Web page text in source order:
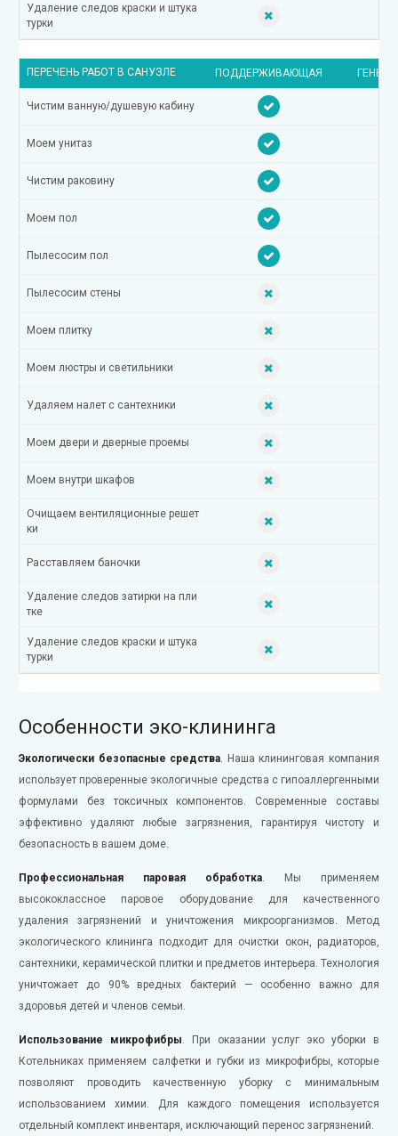
Удаление следов краски и штука
турки
ПЕРЕЧЕНЬ РАБОТ В САНУЗЛЕ ПОДДЕРЖИВАЮЩАЯ
Чистим ванную/душевую кабину
Моем унитаз
Чистим раковину
Моем пол
Пылесосим пол
Пылесосим стены
Моем плитку
Моем люстры и светильники
Удаляем налет с сантехники
Моем двери и дверные проемы
Моем внутри шкафов
Очищаем вентиляционные решет
ки
Расставляем баночки
Удаление следов затирки на пли
тке
Удаление следов краски и штука
турки
Особенности эко-клининга
Экологически безопасные средства. Наша клининговая компания
использует проверенные экологичные средства с гипоаллергенными
формулами без токсичных компонентов. Современные составы
эффективно удаляют любые загрязнения, гарантируя чистоту и
безопасность в вашем доме.
Профессиональная паровая обработка. Мы применяем
высококлассное паровое оборудование для качественного
удаления загрязнений и уничтожения микроорганизмов. Метод
экологического клининга подходит для очистки окон, радиаторов,
сантехники, керамической плитки и предметов интерьера. Технология
уничтожает до 90% вредных бактерий — особенно важно для
здоровья детей и членов семьи.
Использование микрофибры. При оказании услуг эко уборки в
Котельниках применяем салфетки и губки из микрофибры, которые
позволяют проводить качественную уборку с минимальным
использованием химии. Для каждого помещения используется
отдельный комплект инвентаря, исключающий перенос загрязнений.